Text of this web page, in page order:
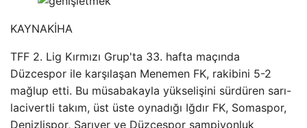
KAYNAKİHA
TFF 2. Lig Kırmızı Grup'ta 33. hafta maçında
Düzcespor ile karşılaşan Menemen FK, rakibini 5-2
mağlup etti. Bu müsabakayla yükselişini sürdüren sarı-
lacivertli takım, üst üste oynadığı Iğdır FK, Somaspor,
Denizlispor, Sarıyer ve Düzcespor şampiyonluk